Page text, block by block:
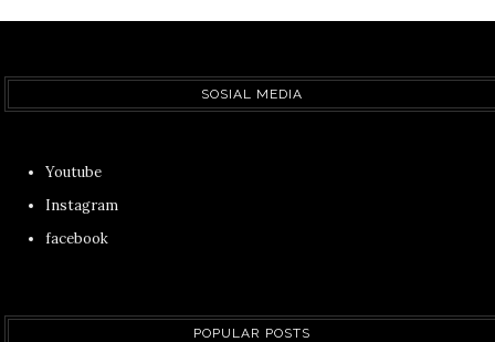
SOSIAL MEDIA
Youtube
Instagram
facebook
POPULAR POSTS